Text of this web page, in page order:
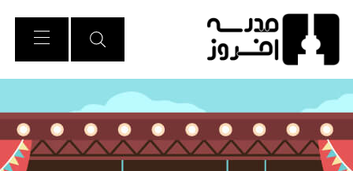
Skip
Content